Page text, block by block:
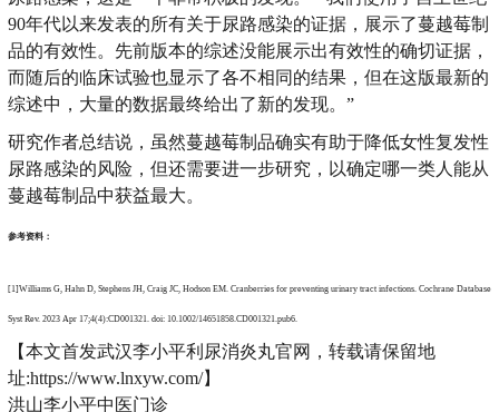
90年代以来发表的所有关于尿路感染的证据，展示了蔓越莓制
品的有效性。先前版本的综述没能展示出有效性的确切证据，
而随后的临床试验也显示了各不相同的结果，但在这版最新的
综述中，大量的数据最终给出了新的发现。”
研究作者总结说，虽然蔓越莓制品确实有助于降低女性复发性
尿路感染的风险，但还需要进一步研究，以确定哪一类人能从
蔓越莓制品中获益最大。
参考资料：
[1]Williams G, Hahn D, Stephens JH, Craig JC, Hodson EM. Cranberries for preventing urinary tract infections. Cochrane Database
Syst Rev. 2023 Apr 17;4(4):CD001321. doi: 10.1002/14651858.CD001321.pub6.
【本文首发武汉李小平利尿消炎丸官网，转载请保留地
址:https://www.lnxyw.com/】
洪山李小平中医门诊